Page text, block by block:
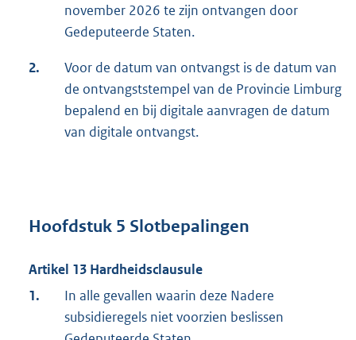
november 2026 te zijn ontvangen door
Gedeputeerde Staten.
2.
Voor de datum van ontvangst is de datum van
de ontvangststempel van de Provincie Limburg
bepalend en bij digitale aanvragen de datum
van digitale ontvangst.
Hoofdstuk 5 Slotbepalingen
Artikel 13 Hardheidsclausule
1.
In alle gevallen waarin deze Nadere
subsidieregels niet voorzien beslissen